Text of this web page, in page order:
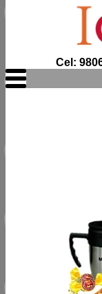
Cel: